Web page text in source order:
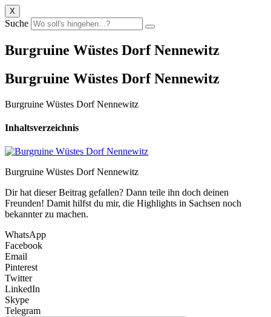
X
Suche
Burgruine Wüstes Dorf Nennewitz
Burgruine Wüstes Dorf Nennewitz
Burgruine Wüstes Dorf Nennewitz
Inhaltsverzeichnis
Burgruine Wüstes Dorf Nennewitz
Dir hat dieser Beitrag gefallen? Dann teile ihn doch deinen
Freunden! Damit hilfst du mir, die Highlights in Sachsen noch
bekannter zu machen.
WhatsApp
Facebook
Email
Pinterest
Twitter
LinkedIn
Skype
Telegram